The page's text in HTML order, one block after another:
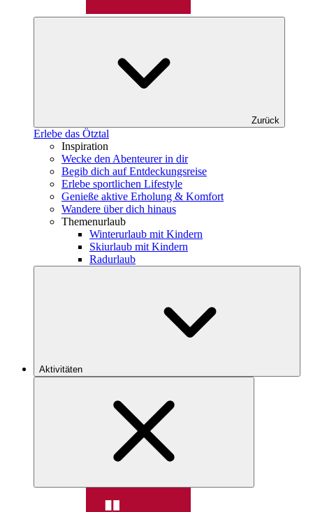
Zurück
Erlebe das Ötztal
Inspiration
Wecke den Abenteurer in dir
Begib dich auf Entdeckungsreise
Erlebe sportlichen Lifestyle
Genieße aktive Erholung & Komfort
Wandere über dich hinaus
Themenurlaub
Winterurlaub mit Kindern
Skiurlaub mit Kindern
Radurlaub
Aktivitäten